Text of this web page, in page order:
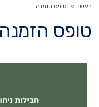
ראשי » טופס הזמנה
טופס הזמנה